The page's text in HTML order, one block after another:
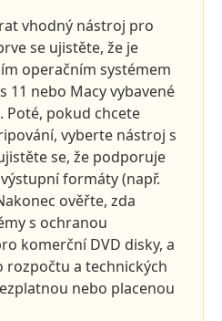
vhodný nástroj pro
se ujistěte, že je
operačním systémem
11 nebo Macy vybavené
Poté, pokud chcete
vyberte nástroj s
se, že podporuje
formáty (např.
ověřte, zda
s ochranou
komerční DVD disky, a
rozpočtu a technických
nebo placenou